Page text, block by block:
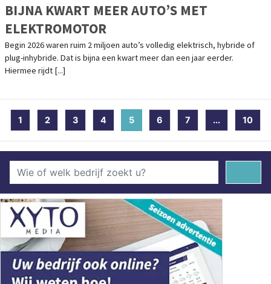
BIJNA KWART MEER AUTO’S MET
ELEKTROMOTOR
Begin 2026 waren ruim 2 miljoen auto’s volledig elektrisch, hybride of
plug-inhybride. Dat is bijna een kwart meer dan een jaar eerder.
Hiermee rijdt [...]
1 2 3 4 5 (current)
6 7 ... 10